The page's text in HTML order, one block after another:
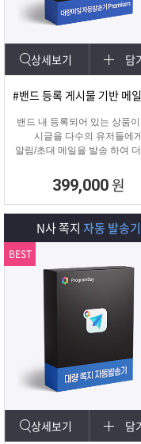
상세보기 담
#밴드 등록 게시물 기반 메
밴드 내 등록되어 있는 상품이
시글을 다수의 유저들에게
알림/초대 메일을 발송 하여
프로그램입니다.
399,000 원
N사 쪽지 자동 발송기
상세보기 담
BEST